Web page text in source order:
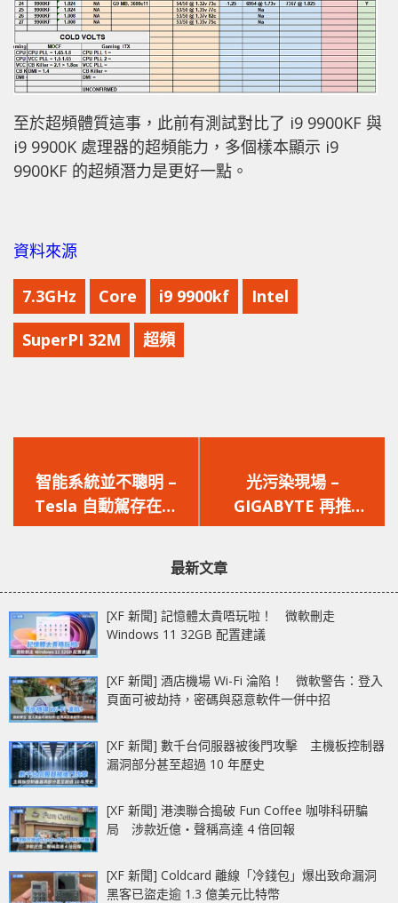
至於超頻體質這事，此前有測試對比了 i9 9900KF 與
i9 9900K 處理器的超頻能力，多個樣本顯示 i9
9900KF 的超頻潛力是更好一點。
資料來源
7.3GHz Core i9 9900kf Intel
SuperPI 32M 超頻
一
篇
文
智能系統並不聰明 –
Tesla 自動駕存在漏
洞，幾張貼紙就能使系
一
篇
文
光污染現場 –
GIGABYTE 再推
AORUS RGB AIC
最新文章
[XF 新聞] 記憶體太貴唔玩啦！ 微軟刪走
Windows 11 32GB 配置建議
[XF 新聞] 酒店機場 Wi-Fi 淪陷！ 微軟警告：登入
頁面可被劫持，密碼與惡意軟件一併中招
[XF 新聞] 數千台伺服器被後門攻擊 主機板控制器
漏洞部分甚至超過 10 年歷史
[XF 新聞] 港澳聯合搗破 Fun Coffee 咖啡科研騙
局 涉款近億‧聲稱高達 4 倍回報
[XF 新聞] Coldcard 離線「冷錢包」爆出致命漏洞
黑客已盜走逾 1.3 億美元比特幣